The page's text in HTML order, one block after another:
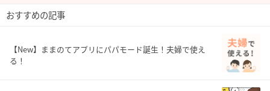
おすすめの記事
【New】ままのてアプリにパパモード誕生！夫婦で使え
る！